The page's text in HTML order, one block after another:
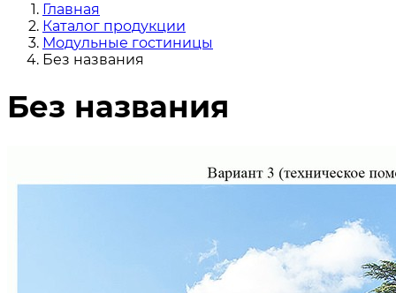
Главная
Каталог продукции
Модульные гостиницы
Без названия
Без названия